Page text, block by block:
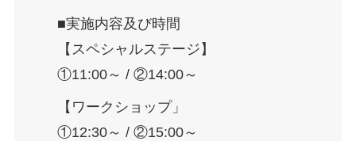
■実施内容及び時間
【スペシャルステージ】
①11:00～ / ②14:00～
【ワークショップ」
①12:30～ / ②15:00～